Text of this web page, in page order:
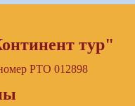
тур"
РТО 012898